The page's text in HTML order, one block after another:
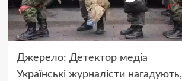
Джерело: Детектор медіа
Українські журналісти